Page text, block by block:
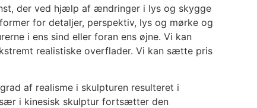
der ved hjælp af ændringer i lys og skygge
for detaljer, perspektiv, lys og mørke og
i ens sind eller foran ens øjne. Vi kan
realistiske overflader. Vi kan sætte pris
af realisme i skulpturen resulteret i
i kinesisk skulptur fortsætter den